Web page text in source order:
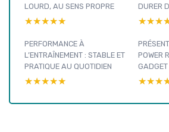
LOURD, AU SENS PROPRE
★★★★★
★★★★★
DURER
PERFORMANCE À
L’ENTRAÎNEMENT : STABLE ET
PRATIQUE AU QUOTIDIEN
★★★★★
★★★★★
POWER
GADGET